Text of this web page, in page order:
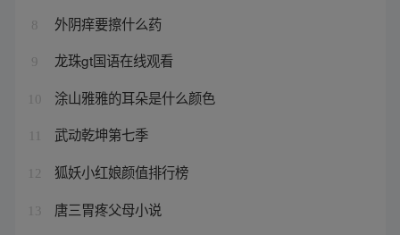
8 外阴痒要擦什么药
9 龙珠gt国语在线观看
10 涂山雅雅的耳朵是什么颜色
武动乾坤第七季
12 狐妖小红娘颜值排行榜
13 唐三胃疼父母小说